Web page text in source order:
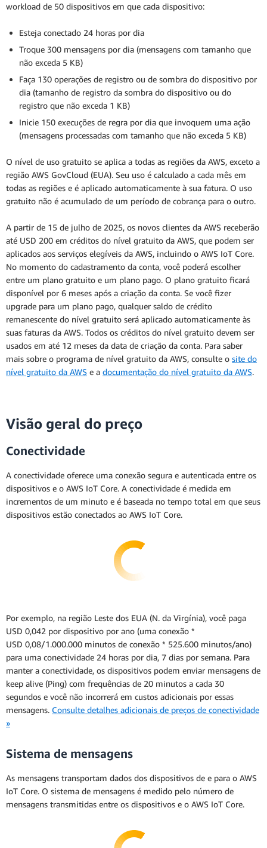
workload de 50 dispositivos em que cada dispositivo:
Esteja conectado 24 horas por dia
Troque 300 mensagens por dia (mensagens com tamanho que
não exceda 5 KB)
Faça 130 operações de registro ou de sombra do dispositivo por
dia (tamanho de registro da sombra do dispositivo ou do
registro que não exceda 1 KB)
Inicie 150 execuções de regra por dia que invoquem uma ação
(mensagens processadas com tamanho que não exceda 5 KB)
O nível de uso gratuito se aplica a todas as regiões da AWS, exceto a
região AWS GovCloud (EUA). Seu uso é calculado a cada mês em
todas as regiões e é aplicado automaticamente à sua fatura. O uso
gratuito não é acumulado de um período de cobrança para o outro.
A partir de 15 de julho de 2025, os novos clientes da AWS receberão
até USD 200 em créditos do nível gratuito da AWS, que podem ser
aplicados aos serviços elegíveis da AWS, incluindo o AWS IoT Core.
No momento do cadastramento da conta, você poderá escolher
entre um plano gratuito e um plano pago. O plano gratuito ficará
disponível por 6 meses após a criação da conta. Se você fizer
upgrade para um plano pago, qualquer saldo de crédito
remanescente do nível gratuito será aplicado automaticamente às
suas faturas da AWS. Todos os créditos do nível gratuito devem ser
usados em até 12 meses da data de criação da conta. Para saber
mais sobre o programa de nível gratuito da AWS, consulte o site do
nível gratuito da AWS e a documentação do nível gratuito da AWS.
Visão geral do preço
Conectividade
A conectividade oferece uma conexão segura e autenticada entre os
dispositivos e o AWS IoT Core. A conectividade é medida em
incrementos de um minuto e é baseada no tempo total em que seus
dispositivos estão conectados ao AWS IoT Core.
Por exemplo, na região Leste dos EUA (N. da Virgínia), você paga
USD 0,042 por dispositivo por ano (uma conexão *
USD 0,08/1.000.000 minutos de conexão * 525.600 minutos/ano)
para uma conectividade 24 horas por dia, 7 dias por semana. Para
manter a conectividade, os dispositivos podem enviar mensagens de
keep alive (Ping) com frequências de 20 minutos a cada 30
segundos e você não incorrerá em custos adicionais por essas
mensagens. Consulte detalhes adicionais de preços de conectividade
»
Sistema de mensagens
As mensagens transportam dados dos dispositivos de e para o AWS
IoT Core. O sistema de mensagens é medido pelo número de
mensagens transmitidas entre os dispositivos e o AWS IoT Core.